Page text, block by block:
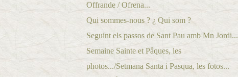
Offrande / Ofrena...
Qui sommes-nous ? ¿ Qui som ?
Seguint els passos de Sant Pau amb Mn Jordi...
Semaine Sainte et Pâques, les
photos.../Setmana Santa i Pasqua, les fotos...